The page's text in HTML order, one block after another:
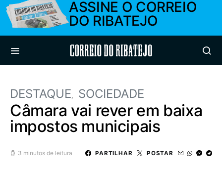
ASSINE O CORREIO
DO RIBATEJO
Correio do Ribatejo
DESTAQUE SOCIEDADE
Câmara vai rever em baixa
impostos municipais
3 minutos de leitura PARTILHAR POSTAR